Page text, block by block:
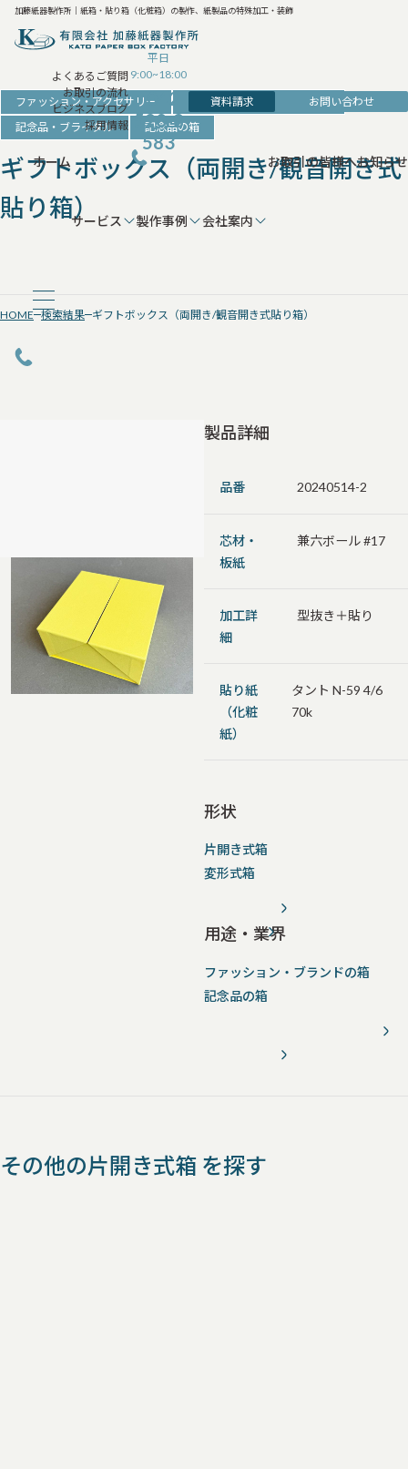
加藤紙器製作所｜紙箱・貼り箱（化粧箱）の製作、紙製品の特殊加工・装飾
よくあるご質問
お取引の流れ
ビジネスブログ
採用情報
平日
9:00~18:00
042-
520-8
583
資料請求 お問い合わせ
ホーム
サービス 製作事例 会社案内
お取引の皆様へお知らせ
ファッション・アクセサリー
ファッション・ブランドの箱
記念品・ブライダル
記念品の箱
ギフトボックス（両開き/観音開き式
貼り箱）
HOME 検索結果 ギフトボックス（両開き/観音開き式貼り箱）
製品詳細
品番 20240514-2
芯材・
板紙
兼六ボール #17
加工詳
細
型抜き＋貼り
貼り紙
（化粧
紙）
タント N-59 4/6
70k
形状
片開き式箱
変形式箱
用途・業界
ファッション・ブランドの箱
記念品の箱
その他の片開き式箱 を探す